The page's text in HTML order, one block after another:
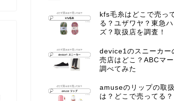
kfs毛糸はどこで売っ
る？ユザワヤ？東急ハ
ズ？取扱店を調査！
device1のスニーカー
売店はどこ？ABCマー
調べてみた
amuseのリップの取
は？どこで売ってる？